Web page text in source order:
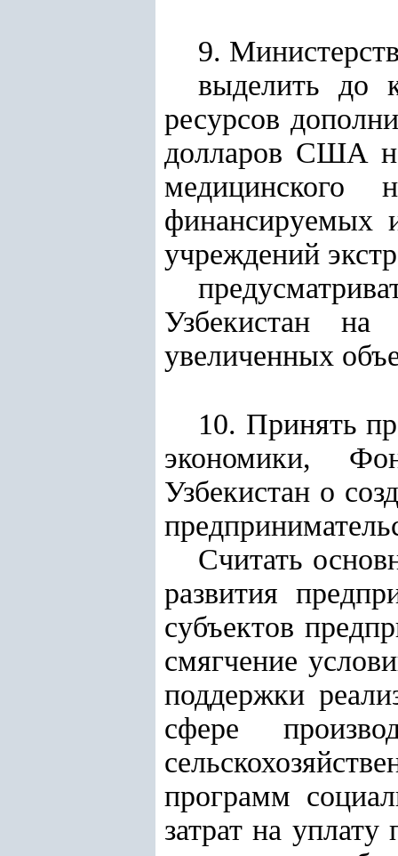
9.
выделить до
ресурсов
долларов США
медицинского
финансируемых
учреждений
Узбекистан
увеличенных
10. Принять
экономики,
Узбекистан о
Считать
развития
субъектов
смягчение
поддержки
сфере
программ
затрат на